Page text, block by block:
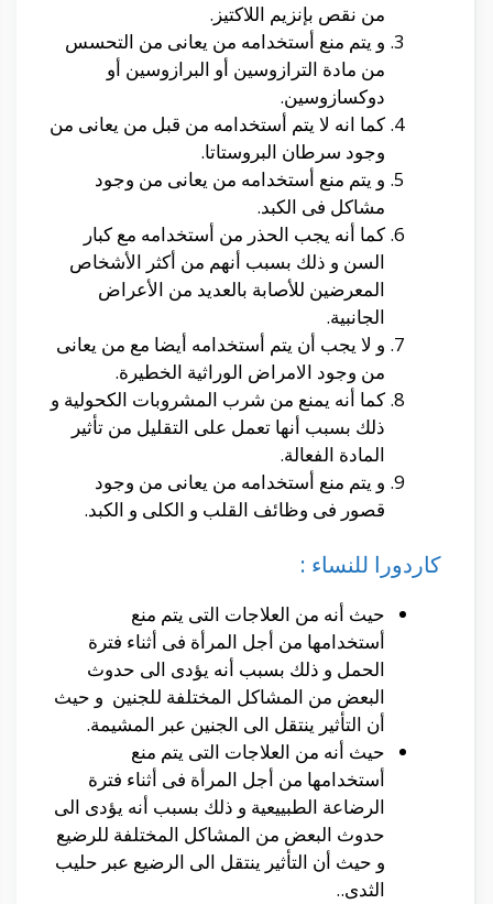
من نقص بإنزيم اللاكتيز.
و يتم منع أستخدامه من يعانى من التحسس
من مادة الترازوسين أو البرازوسين أو
دوكسازوسين.
كما انه لا يتم أستخدامه من قبل من يعانى من
وجود سرطان البروستاتا.
و يتم منع أستخدامه من يعانى من وجود
مشاكل فى الكبد.
كما أنه يجب الحذر من أستخدامه مع كبار
السن و ذلك بسبب أنهم من أكثر الأشخاص
المعرضين للأصابة بالعديد من الأعراض
الجانبية.
و لا يجب أن يتم أستخدامه أيضا مع من يعانى
من وجود الامراض الوراثية الخطيرة.
كما أنه يمنع من شرب المشروبات الكحولية و
ذلك بسبب أنها تعمل على التقليل من تأثير
المادة الفعالة.
و يتم منع أستخدامه من يعانى من وجود
قصور فى وظائف القلب و الكلى و الكبد.
كاردورا للنساء :
حيث أنه من العلاجات التى يتم منع
أستخدامها من أجل المرأة فى أثناء فترة
الحمل و ذلك بسبب أنه يؤدى الى حدوث
البعض من المشاكل المختلفة للجنين و حيث
أن التأثير ينتقل الى الجنين عبر المشيمة.
حيث أنه من العلاجات التى يتم منع
أستخدامها من أجل المرأة فى أثناء فترة
الرضاعة الطبييعية و ذلك بسبب أنه يؤدى الى
حدوث البعض من المشاكل المختلفة للرضيع
و حيث أن التأثير ينتقل الى الرضيع عبر حليب
الثدى..